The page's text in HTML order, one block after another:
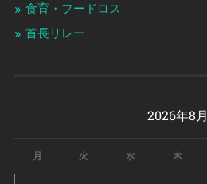
食育・フードロス
首長リレー
2026年8月
月 火 水 木